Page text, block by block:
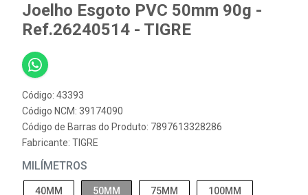
Joelho Esgoto PVC 50mm 90g -
Ref.26240514 - TIGRE
Código: 43393
Código NCM: 39174090
Código de Barras do Produto: 7897613328286
Fabricante: TIGRE
MILÍMETROS
40MM 50MM 75MM 100MM